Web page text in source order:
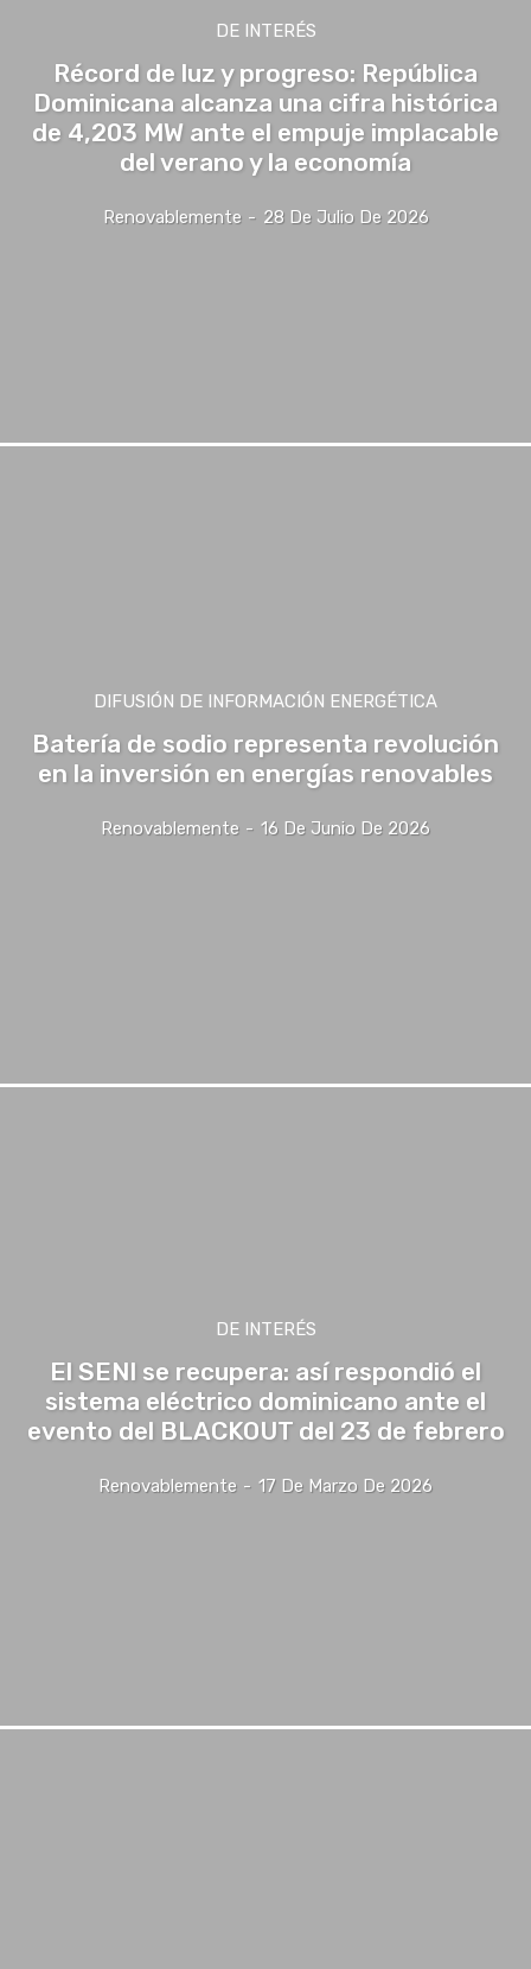
DE INTERÉS
Récord de luz y progreso: República
Dominicana alcanza una cifra histórica
de 4,203 MW ante el empuje implacable
del verano y la economía
Renovablemente - 28 De Julio De 2026
DIFUSIÓN DE INFORMACIÓN ENERGÉTICA
Batería de sodio representa revolución
en la inversión en energías renovables
Renovablemente - 16 De Junio De 2026
DE INTERÉS
El SENI se recupera: así respondió el
sistema eléctrico dominicano ante el
evento del BLACKOUT del 23 de febrero
Renovablemente - 17 De Marzo De 2026